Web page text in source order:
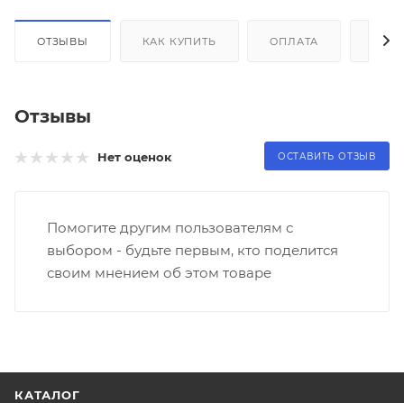
ОТЗЫВЫ КАК КУПИТЬ ОПЛАТА
Отзывы
Нет оценок ОСТАВИТЬ ОТЗЫВ
Помогите другим пользователям с
выбором - будьте первым, кто поделится
своим мнением об этом товаре
КАТАЛОГ